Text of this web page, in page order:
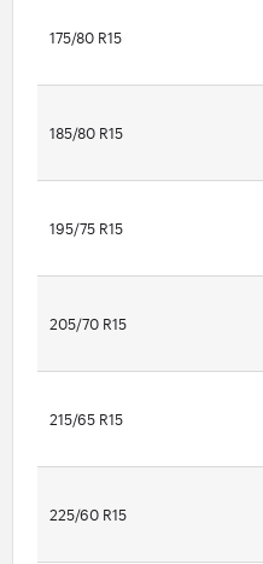
175/80 R15
185/80 R15
195/75 R15
205/70 R15
215/65 R15
225/60 R15